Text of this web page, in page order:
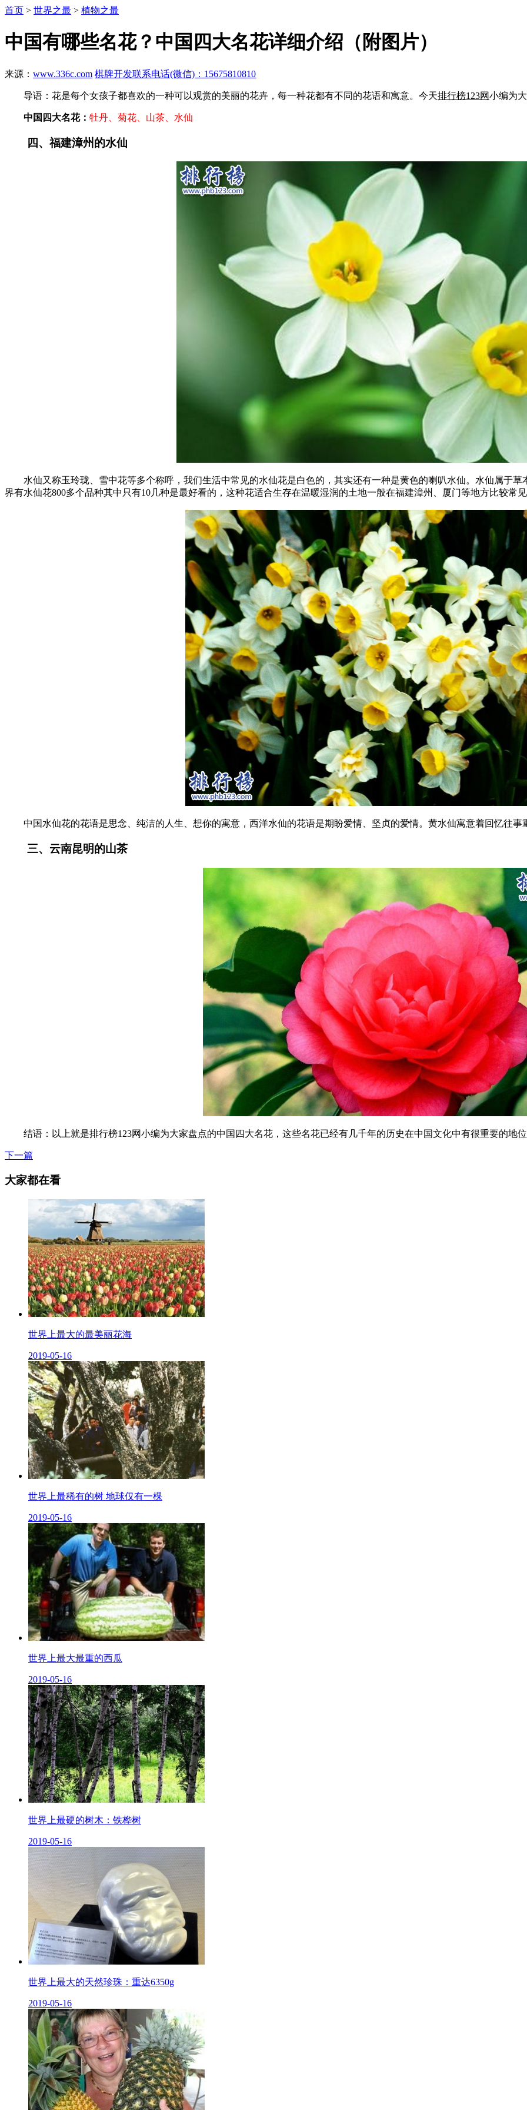
首页 > 世界之最 > 植物之最
中国有哪些名花？中国四大名花详细介绍（附图片）
来源： www.336c.com 棋牌开发联系电话(微信)：15675810810
导语：花是每个女孩子都喜欢的一种可以观赏的美丽的花卉，每一种花都有不同的花语和寓意。今天排行榜123网小编为
中国四大名花： 牡丹、菊花、山茶、水仙
四、福建漳州的水仙
水仙又称玉玲珑、雪中花等多个称呼，我们生活中常见的水仙花是白色的，其实还有一种是黄色的喇叭水仙。水仙属于草
界有水仙花800多个品种其中只有10几种是最好看的，这种花适合生存在温暖湿润的土地一般在福建漳州、厦门等地方比较常
中国水仙花的花语是思念、纯洁的人生、想你的寓意，西洋水仙的花语是期盼爱情、坚贞的爱情。黄水仙寓意着回忆往事
三、云南昆明的山茶
结语：以上就是排行榜123网小编为大家盘点的中国四大名花，这些名花已经有几千年的历史在中国文化中有很重要的地
下一篇
大家都在看
世界上最大的最美丽花海
2019-05-16
世界上最稀有的树 地球仅有一棵
2019-05-16
世界上最大最重的西瓜
2019-05-16
世界上最硬的树木：铁桦树
2019-05-16
世界上最大的天然珍珠：重达6350g
2019-05-16